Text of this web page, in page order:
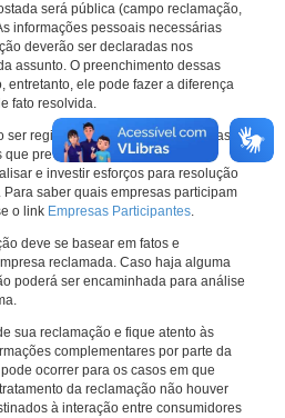
será pública (campo reclamação,
informações pessoais necessárias
deverão ser declaradas nos
assunto. O preenchimento dessas
entretanto, ele pode fazer a diferença
fato resolvida.
ser registradas em face de empresas
previamente assumiram
e investir esforços para resolução
saber quais empresas participam
o link Empresas Participantes.
deve se basear em fatos e
reclamada. Caso haja alguma
poderá ser encaminhada para análise
sua reclamação e fique atento às
complementares por parte da
ocorrer para os casos em que
da reclamação não houver
à interação entre consumidores